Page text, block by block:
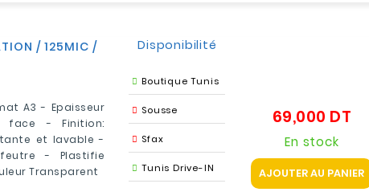
/ 125MIC /
A3 - Epaisseur
face - Finition:
et lavable -
- Plastifie
Transparent
Disponibilité
Boutique Tunis
Sousse
Sfax
Tunis Drive-IN
69,000 DT
En stock
AJOUTER AU PANIER